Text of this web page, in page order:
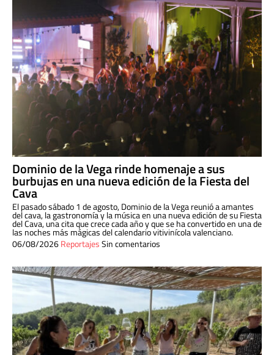
Dominio de la Vega rinde homenaje a sus
burbujas en una nueva edición de la Fiesta del
Cava
El pasado sábado 1 de agosto, Dominio de la Vega reunió a amantes
del cava, la gastronomía y la música en una nueva edición de su Fiesta
del Cava, una cita que crece cada año y que se ha convertido en una de
las noches más mágicas del calendario vitivinícola valenciano.
06/08/2026ReportajesSin comentarios